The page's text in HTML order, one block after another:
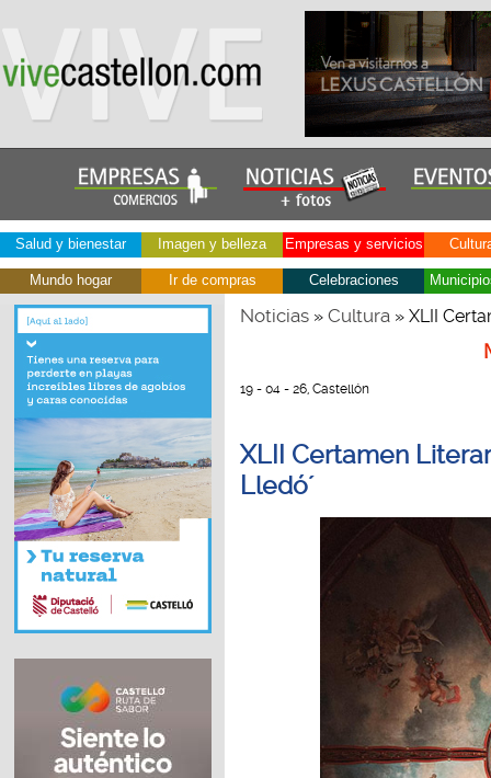
Salud y bienestar Imagen y belleza Empresas y servicios
Mundo hogar Ir de compras Celebraciones
Noticias» Cultura» XLII
19 - 04 - 26, Castellón
XLII Certamen
Lledó´